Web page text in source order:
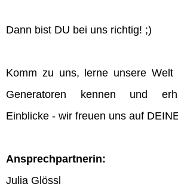
Dann bist DU bei uns richtig! ;)
Komm zu uns, lerne unsere Welt
Generatoren kennen und
Einblicke - wir freuen uns auf
Ansprechpartnerin:
Julia Glössl